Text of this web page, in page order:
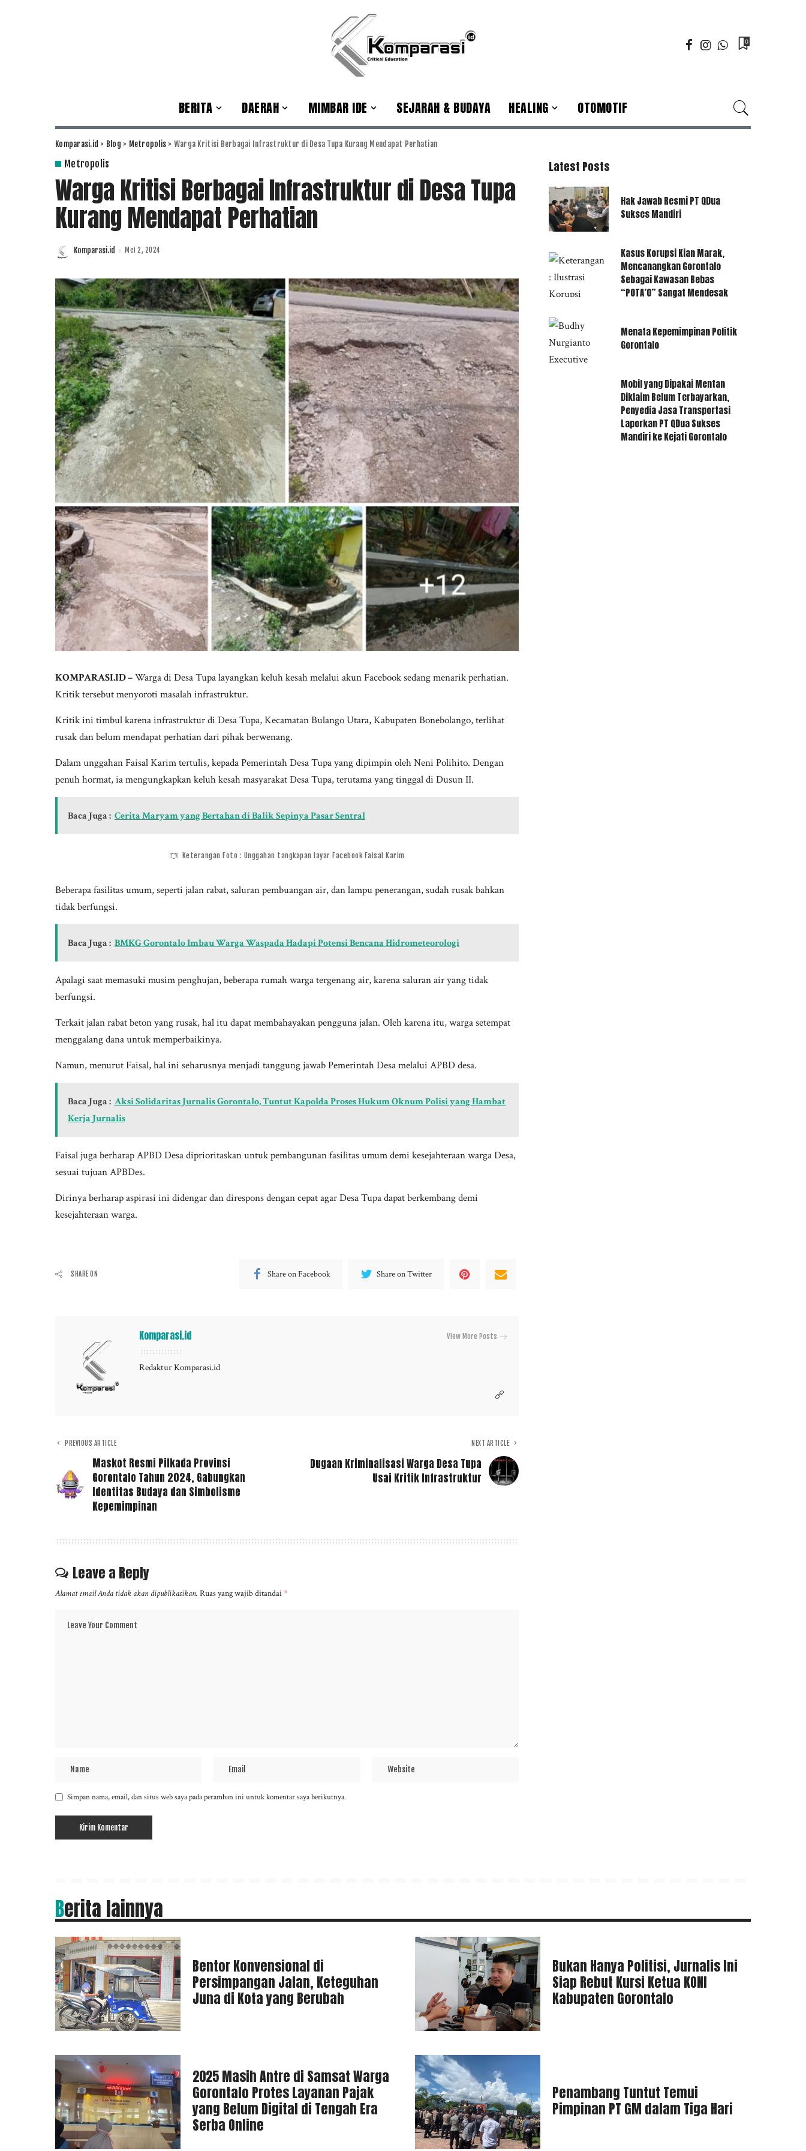
0
BERITA DAERAH MIMBAR IDE SEJARAH & BUDAYA HEALING OTOMOTIF
Komparasi.id > Blog > Metropolis > Warga Kritisi Berbagai Infrastruktur di Desa Tupa Kurang Mendapat Perhatian
Metropolis
Warga Kritisi Berbagai Infrastruktur di Desa Tupa
Kurang Mendapat Perhatian
Posted
Komparasi.id Mei 2, 2024
KOMPARASI.ID –Warga di Desa Tupa layangkan keluh kesah melalui akun Facebook sedang menarik perhatian.
Kritik tersebut menyoroti masalah infrastruktur.
Kritik ini timbul karena infrastruktur di Desa Tupa, Kecamatan Bulango Utara, Kabupaten Bonebolango, terlihat
rusak dan belum mendapat perhatian dari pihak berwenang.
Dalam unggahan Faisal Karim tertulis, kepada Pemerintah Desa Tupa yang dipimpin oleh Neni Polihito. Dengan
penuh hormat, ia mengungkapkan keluh kesah masyarakat Desa Tupa, terutama yang tinggal di Dusun II.
Baca Juga : Cerita Maryam yang Bertahan di Balik Sepinya Pasar Sentral
Keterangan Foto : Unggahan tangkapan layar Facebook Faisal Karim
Beberapa fasilitas umum, seperti jalan rabat, saluran pembuangan air, dan lampu penerangan, sudah rusak bahkan
tidak berfungsi.
Baca Juga : BMKG Gorontalo Imbau Warga Waspada Hadapi Potensi Bencana Hidrometeorologi
Apalagi saat memasuki musim penghujan, beberapa rumah warga tergenang air, karena saluran air yang tidak
berfungsi.
Terkait jalan rabat beton yang rusak, hal itu dapat membahayakan pengguna jalan. Oleh karena itu, warga setempat
menggalang dana untuk memperbaikinya.
Namun, menurut Faisal, hal ini seharusnya menjadi tanggung jawab Pemerintah Desa melalui APBD desa.
Baca Juga : Aksi Solidaritas Jurnalis Gorontalo, Tuntut Kapolda Proses Hukum Oknum Polisi yang Hambat
Kerja Jurnalis
Faisal juga berharap APBD Desa diprioritaskan untuk pembangunan fasilitas umum demi kesejahteraan warga Desa,
sesuai tujuan APBDes.
Dirinya berharap aspirasi ini didengar dan direspons dengan cepat agar Desa Tupa dapat berkembang demi
kesejahteraan warga.
SHARE ON Share on Facebook Share on Twitter
Komparasi.id View More Posts
Redaktur Komparasi.id
PREVIOUS ARTICLE
Maskot Resmi Pilkada Provinsi
Gorontalo Tahun 2024, Gabungkan
Identitas Budaya dan Simbolisme
Kepemimpinan
NEXT ARTICLE
Dugaan Kriminalisasi Warga Desa Tupa
Usai Kritik Infrastruktur
Leave a Reply
Alamat email Anda tidak akan dipublikasikan. Ruas yang wajib ditandai*
Simpan nama, email, dan situs web saya pada peramban ini untuk komentar saya berikutnya.
Latest Posts
Hak Jawab Resmi PT QDua
Sukses Mandiri
Kasus Korupsi Kian Marak,
Mencanangkan Gorontalo
Sebagai Kawasan Bebas
“POTA’O” Sangat Mendesak
Menata Kepemimpinan Politik
Gorontalo
Mobil yang Dipakai Mentan
Diklaim Belum Terbayarkan,
Penyedia Jasa Transportasi
Laporkan PT QDua Sukses
Mandiri ke Kejati Gorontalo
Berita lainnya
Bentor Konvensional di
Persimpangan Jalan, Keteguhan
Juna di Kota yang Berubah
Bukan Hanya Politisi, Jurnalis Ini
Siap Rebut Kursi Ketua KONI
Kabupaten Gorontalo
2025 Masih Antre di Samsat Warga
Gorontalo Protes Layanan Pajak
yang Belum Digital di Tengah Era
Serba Online
Penambang Tuntut Temui
Pimpinan PT GM dalam Tiga Hari